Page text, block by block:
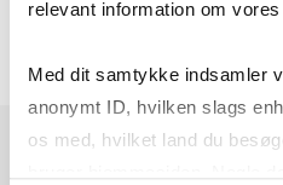
relevant information om
Med dit samtykke indsamler
anonymt ID, hvilken slags
os med, hvilket land du
Søg med kunstig